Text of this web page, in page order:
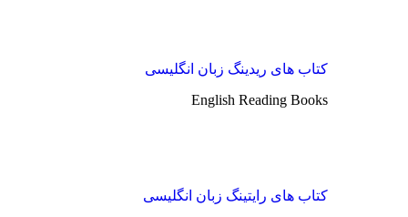
کتاب های ریدینگ زبان انگلیسی
English Reading Books
کتاب های رایتینگ زبان انگلیسی